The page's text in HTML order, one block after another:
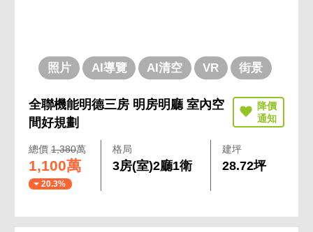
照片 AI導覽 AI清空 VR 街景
全聯機能明德三房 明房明廳 室內空
間好規劃
總價1,380萬
1,100萬
20.3%
格局
3房(室)2廳1衛
建坪
28.72坪